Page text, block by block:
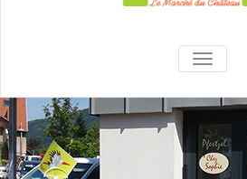
La
le